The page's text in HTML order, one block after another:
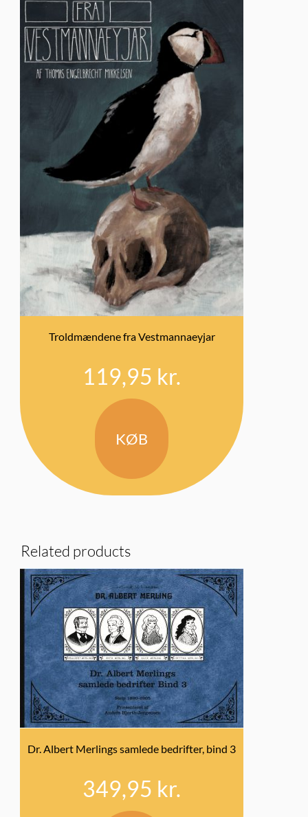
Troldmændene fra Vestmannaeyjar
119,95 kr.
KØB
Related products
Dr. Albert Merlings samlede bedrifter, bind 3
349,95 kr.